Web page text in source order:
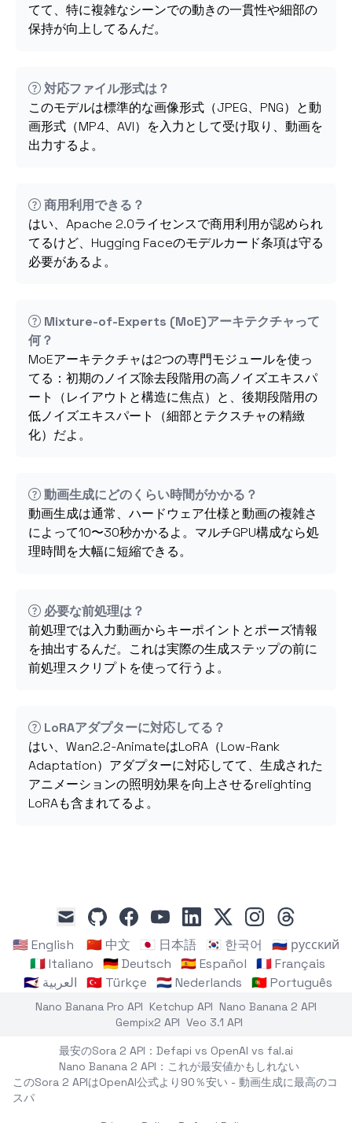
てて、特に複雑なシーンでの動きの一貫性や細部の
保持が向上してるんだ。
対応ファイル形式は？
このモデルは標準的な画像形式（JPEG、PNG）と動
画形式（MP4、AVI）を入力として受け取り、動画を
出力するよ。
商用利用できる？
はい、Apache 2.0ライセンスで商用利用が認められ
てるけど、Hugging Faceのモデルカード条項は守る
必要があるよ。
Mixture-of-Experts (MoE)アーキテクチャって
何？
MoEアーキテクチャは2つの専門モジュールを使っ
てる：初期のノイズ除去段階用の高ノイズエキスパ
ート（レイアウトと構造に焦点）と、後期段階用の
低ノイズエキスパート（細部とテクスチャの精緻
化）だよ。
動画生成にどのくらい時間がかかる？
動画生成は通常、ハードウェア仕様と動画の複雑さ
によって10〜30秒かかるよ。マルチGPU構成なら処
理時間を大幅に短縮できる。
必要な前処理は？
前処理では入力動画からキーポイントとポーズ情報
を抽出するんだ。これは実際の生成ステップの前に
前処理スクリプトを使って行うよ。
LoRAアダプターに対応してる？
はい、Wan2.2-AnimateはLoRA（Low-Rank
Adaptation）アダプターに対応してて、生成された
アニメーションの照明効果を向上させるrelighting
LoRAも含まれてるよ。
mail
githubfacebookyoutubelinkedin
x instagramthreads
🇺🇸 English 🇨🇳 中文 🇯🇵 日本語 🇰🇷 한국어
🇷🇺 русский
🇮🇹 Italiano
🇩🇪 Deutsch 🇪🇸 Español
🇫🇷 Français
🇸🇦 العربية
🇹🇷 Türkçe 🇳🇱 Nederlands 🇵🇹 Português
Nano Banana Pro API Ketchup API Nano Banana 2 API
Gempix2 API Veo 3.1 API
最安のSora 2 API：Defapi vs OpenAI vs fal.ai
Nano Banana 2 API：これが最安値かもしれない
このSora 2 APIはOpenAI公式より90％安い - 動画生成に最高のコ
スパ